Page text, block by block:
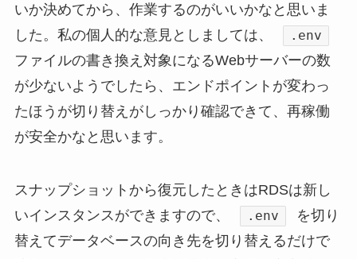
いか決めてから、作業するのがいいかなと思いま
した。私の個人的な意見としましては、
.env
ファイルの書き換え対象になるWebサーバーの数
が少ないようでしたら、エンドポイントが変わっ
たほうが切り替えがしっかり確認できて、再稼働
が安全かなと思います。
スナップショットから復元したときはRDSは新し
いインスタンスができますので、
.env
を切り
替えてデータベースの向き先を切り替えるだけで